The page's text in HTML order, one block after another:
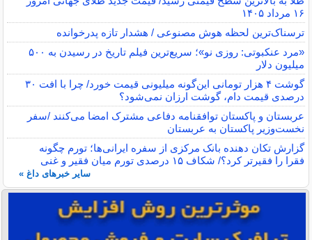
۱۶ مرداد ۱۴۰۵
ترسناک‌ترین لحظه هوش مصنوعی / هشدار تازه پدرخوانده
«مرد عنکبوتی: روزی نو»؛ سریع‌ترین فیلم تاریخ در رسیدن به ۵۰۰
میلیون دلار
گوشت ۴ هزار تومانی این‌گونه میلیونی قیمت خورد/ چرا با افت ۳۰
درصدی قیمت دام، گوشت ارزان نمی‌شود؟
عربستان و پاکستان توافقنامه دفاعی مشترک امضا می‌کنند /سفر
نخست‌وزیر پاکستان به عربستان
گزارش تکان‌ دهنده بانک مرکزی از سفره ایرانی‌ها؛ تورم چگونه
فقرا را فقیرتر کرد؟/ شکاف ۱۵ درصدی تورم میان فقیر و غنی
سایر خبرهای داغ »